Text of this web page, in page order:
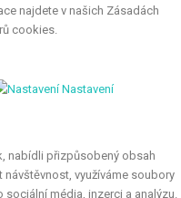
najdete v našich Zásadách
cookies.
Nastavení
nabídli přizpůsobený obsah
využíváme soubory
média, inzerci a analýzu.